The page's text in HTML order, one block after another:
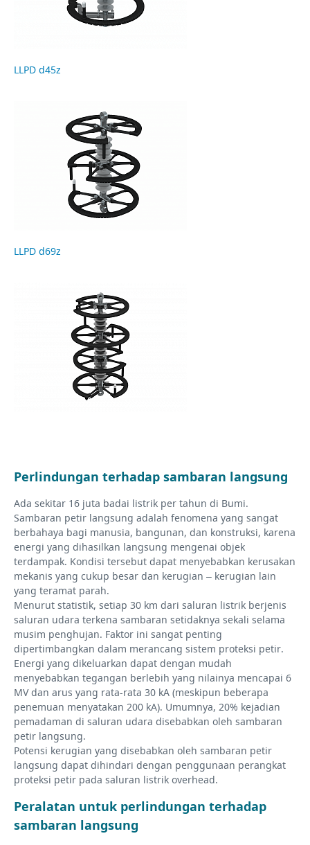
LLPD d45z
LLPD d69z
Perlindungan terhadap sambaran langsung
Ada sekitar 16 juta badai listrik per tahun di Bumi.
Sambaran petir langsung adalah fenomena yang sangat
berbahaya bagi manusia, bangunan, dan konstruksi, karena
energi yang dihasilkan langsung mengenai objek
terdampak. Kondisi tersebut dapat menyebabkan kerusakan
mekanis yang cukup besar dan kerugian – kerugian lain
yang teramat parah.
Menurut statistik, setiap 30 km dari saluran listrik berjenis
saluran udara terkena sambaran setidaknya sekali selama
musim penghujan. Faktor ini sangat penting
dipertimbangkan dalam merancang sistem proteksi petir.
Energi yang dikeluarkan dapat dengan mudah
menyebabkan tegangan berlebih yang nilainya mencapai 6
MV dan arus yang rata-rata 30 kA (meskipun beberapa
penemuan menyatakan 200 kA). Umumnya, 20% kejadian
pemadaman di saluran udara disebabkan oleh sambaran
petir langsung.
Potensi kerugian yang disebabkan oleh sambaran petir
langsung dapat dihindari dengan penggunaan perangkat
proteksi petir pada saluran listrik overhead.
Peralatan untuk perlindungan terhadap
sambaran langsung